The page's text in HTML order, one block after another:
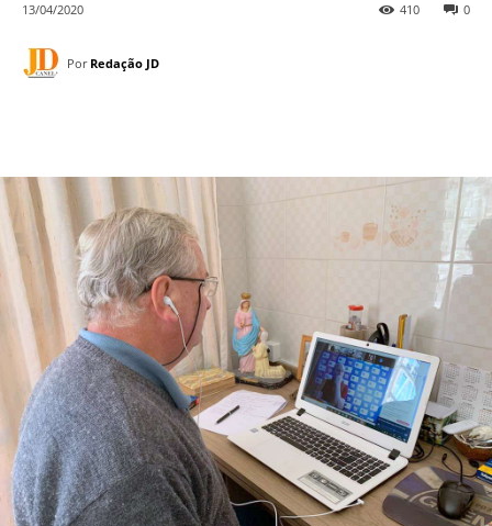
13/04/2020 0
410
Por Redação JD